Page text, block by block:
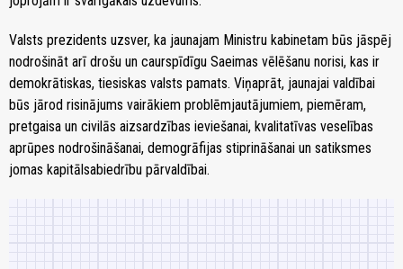
Valsts prezidents uzsver, ka jaunajam Ministru kabinetam būs jāspēj
nodrošināt arī drošu un caurspīdīgu Saeimas vēlēšanu norisi, kas ir
demokrātiskas, tiesiskas valsts pamats. Viņaprāt, jaunajai valdībai
būs jārod risinājums vairākiem problēmjautājumiem, piemēram,
pretgaisa un civilās aizsardzības ieviešanai, kvalitatīvas veselības
aprūpes nodrošināšanai, demogrāfijas stiprināšanai un satiksmes
jomas kapitālsabiedrību pārvaldībai.